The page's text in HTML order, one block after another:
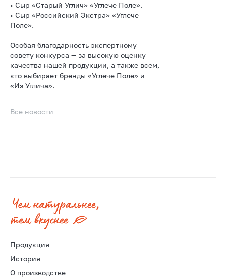
• Сыр «Старый Углич» «Углече Поле».
• Сыр «Российский Экстра» «Углече
Поле».
Особая благодарность экспертному
совету конкурса — за высокую оценку
качества нашей продукции, а также всем,
кто выбирает бренды «Углече Поле» и
«Из Углича».
Все новости
Продукция
История
О производстве